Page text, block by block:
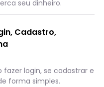
seu dinheiro.
Cadastro,
fazer login, se cadastrar e
forma simples.